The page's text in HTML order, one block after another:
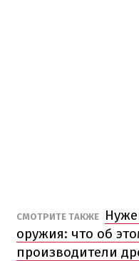
СМОТРИТЕ ТАКЖЕ
оружия: что об
производители